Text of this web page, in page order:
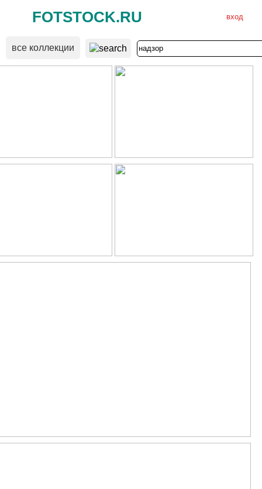
FOTSTOCK.RU
ВХОД
РЕГИСТРАЦИЯ
вход
все коллекции